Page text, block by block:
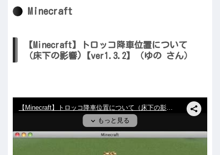
Minecraft
【Minecraft】トロッコ降車位置について
（床下の影響)【ver1.3.2】（ゆの さん）